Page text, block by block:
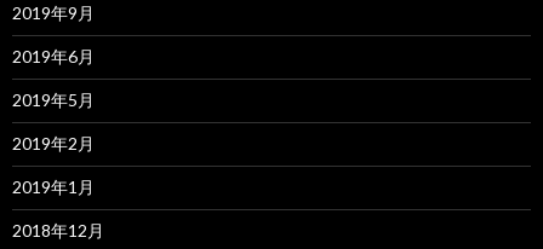
2019年9月
2019年6月
2019年5月
2019年2月
2019年1月
2018年12月